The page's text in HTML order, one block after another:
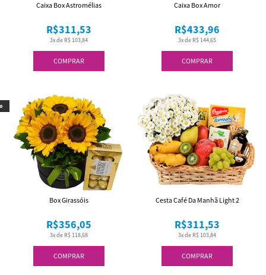
COMPRAR
3x de R$ 103,84
R$311,53
Caixa Box Astromélias
COMPRAR
3x de R$ 144,65
R$433,96
Caixa Box Amor
COMPRAR
3x de R$ 118,68
R$356,05
Box Girassóis
COMPRAR
3x de R$ 103,84
R$311,53
Cesta Café Da Manhã Light 2